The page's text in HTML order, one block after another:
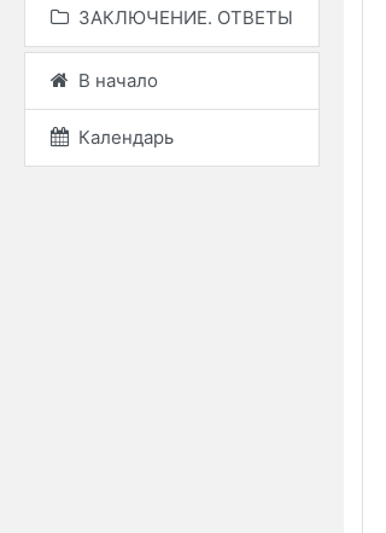
ЗАКЛЮЧЕНИЕ. ОТВЕТЫ
В начало
Календарь